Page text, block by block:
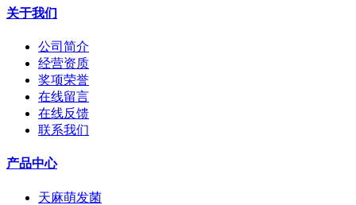
关于我们
公司简介
经营资质
奖项荣誉
在线留言
在线反馈
联系我们
产品中心
天麻萌发菌